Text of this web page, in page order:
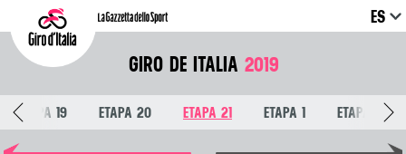
ES
GIRO DE ITALIA 2019
ETAPA 19 ETAPA 20 ETAPA 21 ETAPA 1 ETAPA 2